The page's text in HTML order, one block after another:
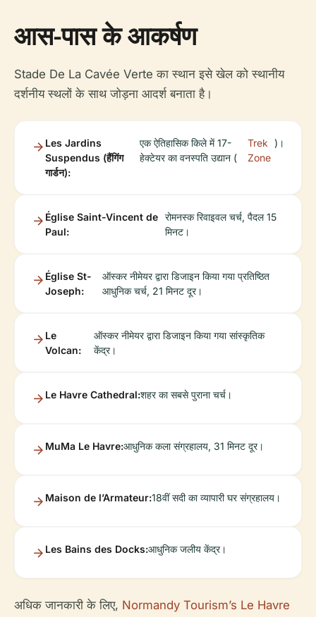
आस-पास के आकर्षण
Stade De La Cavée Verte का स्थान इसे खेल को स्थानीय
दर्शनीय स्थलों के साथ जोड़ना आदर्श बनाता है।
Les Jardins
Suspendus (हैंगिंग
गार्डन):
एक ऐतिहासिक किले में 17-
हेक्टेयर का वनस्पति उद्यान (
Trek
Zone
)।
Église Saint-Vincent de
Paul:
रोमनस्क रिवाइवल चर्च, पैदल 15
मिनट।
Église St-
Joseph:
ऑस्कर नीमेयर द्वारा डिजाइन किया गया प्रतिष्ठित
आधुनिक चर्च, 21 मिनट दूर।
Le
Volcan:
ऑस्कर नीमेयर द्वारा डिजाइन किया गया सांस्कृतिक
केंद्र।
Le Havre Cathedral:शहर का सबसे पुराना चर्च।
MuMa Le Havre:आधुनिक कला संग्रहालय, 31 मिनट दूर।
Maison de l’Armateur:18वीं सदी का व्यापारी घर संग्रहालय।
Les Bains des Docks:आधुनिक जलीय केंद्र।
अधिक जानकारी के लिए, Normandy Tourism’s Le Havre